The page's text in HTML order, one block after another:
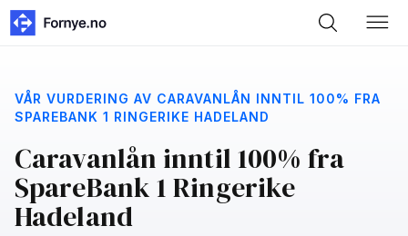
VÅR VURDERING AV CARAVANLÅN INNTIL 100% FRA
SPAREBANK 1 RINGERIKE HADELAND
Caravanlån inntil 100% fra
SpareBank 1 Ringerike
Hadeland